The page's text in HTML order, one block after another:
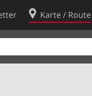
Karte / Route